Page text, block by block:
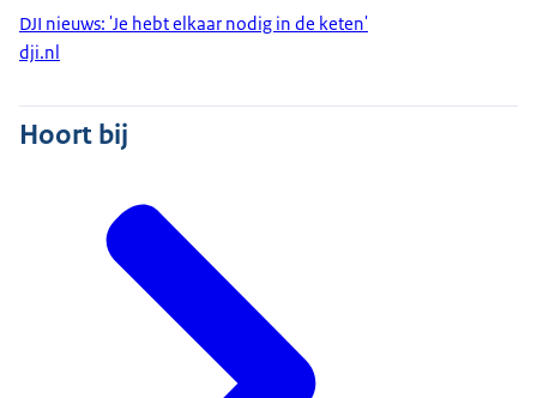
DJI nieuws: 'Je hebt elkaar nodig in de keten'
dji.nl
Hoort bij